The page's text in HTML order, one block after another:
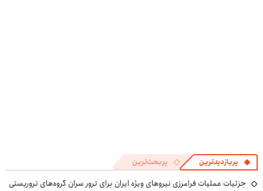
پربازدیدترین پربحث‌ترین
جزئیات عملیات فرامرزی نیروهای ویژه ایران برای ترور سران گروه‌های تروریستی